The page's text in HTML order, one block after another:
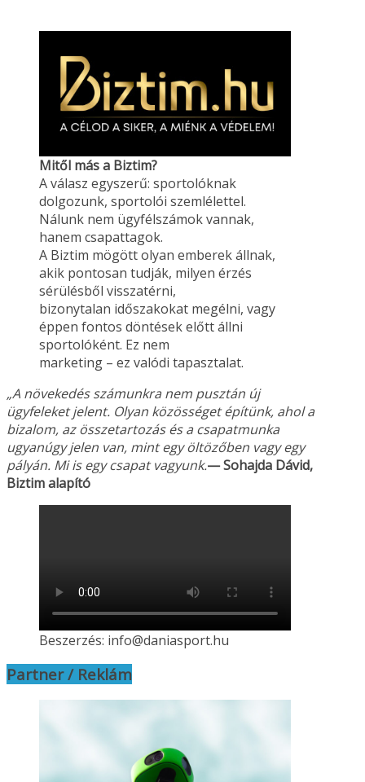
Mitől más a Biztim?
A válasz egyszerű: sportolóknak
dolgozunk, sportolói szemlélettel.
Nálunk nem ügyfélszámok vannak,
hanem csapattagok.
A Biztim mögött olyan emberek állnak,
akik pontosan tudják, milyen érzés
sérülésből visszatérni,
bizonytalan időszakokat megélni, vagy
éppen fontos döntések előtt állni
sportolóként. Ez nem
marketing – ez valódi tapasztalat.
„A növekedés számunkra nem pusztán új
ügyfeleket jelent. Olyan közösséget építünk, ahol a
bizalom, az összetartozás és a csapatmunka
ugyanúgy jelen van, mint egy öltözőben vagy egy
pályán. Mi is egy csapat vagyunk.— Sohajda Dávid,
Biztim alapító
Beszerzés: info@daniasport.hu
Partner / Reklám